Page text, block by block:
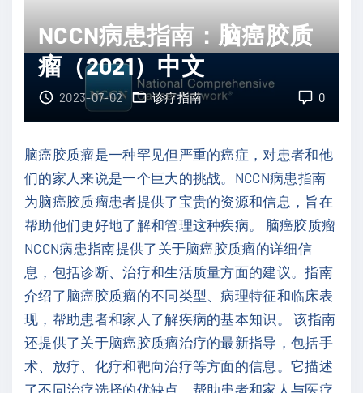
N
病
指
：
结
直
肠
癌
筛
查
（
2
0
NCCN病患指南：脑癌胶质
瘤（2021）中文
0
2023-07-02 诊疗指南
脑癌胶质瘤是一种罕见但严重的癌症，对患者和他
们的家人来说是一个巨大的挑战。NCCN病患指南
为脑癌胶质瘤患者提供了宝贵的资源和信息，旨在
帮助他们更好地了解和管理这种疾病。 脑癌胶质瘤
NCCN病患指南提供了关于脑癌胶质瘤的详细信
息，包括诊断、治疗和生活质量方面的建议。指南
介绍了脑癌胶质瘤的不同类型、病理特征和临床表
现，帮助患者和家人了解疾病的基本知识。 该指南
还提供了关于脑癌胶质瘤治疗的最新指导，包括手
术、放疗、化疗和靶向治疗等方面的信息。它描述
了不同治疗选择的优缺点，帮助患者和家人与医疗